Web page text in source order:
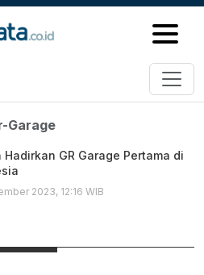
Garage
Hadirkan GR Garage Pertama di
2023, 12:16 WIB